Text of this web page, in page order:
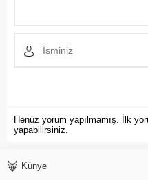
Henüz yorum yapılmamış. İlk
yapabilirsiniz.
Künye